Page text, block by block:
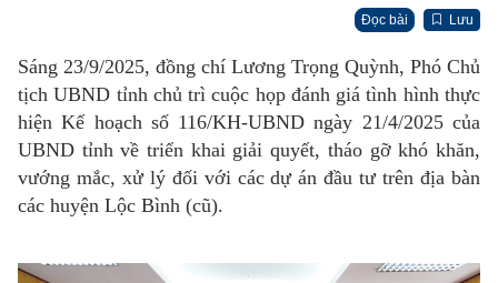
Đọc bài Lưu
Sáng 23/9/2025, đồng chí Lương Trọng Quỳnh, Phó Chủ
tịch UBND tỉnh chủ trì cuộc họp đánh giá tình hình thực
hiện Kế hoạch số 116/KH-UBND ngày 21/4/2025 của
UBND tỉnh về triển khai giải quyết, tháo gỡ khó khăn,
vướng mắc, xử lý đối với các dự án đầu tư trên địa bàn
các huyện Lộc Bình (cũ).